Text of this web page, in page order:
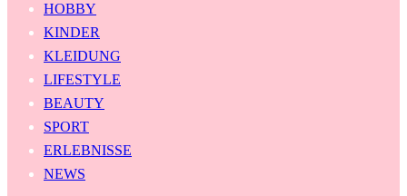
HOBBY
KINDER
KLEIDUNG
LIFESTYLE
BEAUTY
SPORT
ERLEBNISSE
NEWS